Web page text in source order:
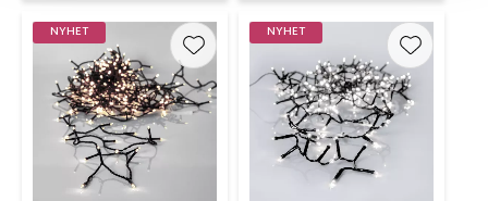
NYHET
Lägg till i favoriter
NYHET
Lägg till